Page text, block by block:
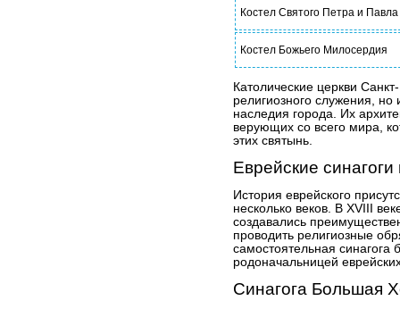
Костел Святого Петра и Павла
Костел Божьего Милосердия
Католические церкви
религиозного служения,
наследия города. Их
верующих со всего мира,
этих святынь.
Еврейские
История еврейского
несколько веков. В XVIII
создавались
проводить религиозные
самостоятельная синагога
родоначальницей
Синагога Большая